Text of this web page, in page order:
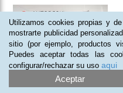
Utilizamos cookies propias y
mostrarte publicidad
sitio (por ejemplo, productos
Puedes aceptar todas las
configurar/rechazar su uso aqui
Aceptar